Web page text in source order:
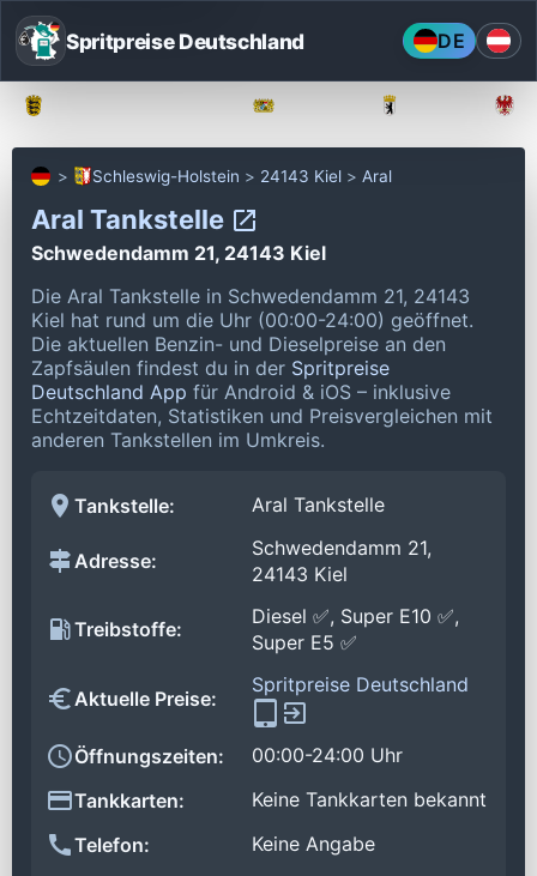
Spritpreise Deutschland DE
Schleswig-Holstein 24143 Kiel Aral
Aral Tankstelle
Schwedendamm 21, 24143 Kiel
Die Aral Tankstelle in Schwedendamm 21, 24143
Kiel hat rund um die Uhr (00:00-24:00) geöffnet.
Die aktuellen Benzin- und Dieselpreise an den
Zapfsäulen findest du in der Spritpreise
Deutschland App für Android & iOS – inklusive
Echtzeitdaten, Statistiken und Preisvergleichen mit
anderen Tankstellen im Umkreis.
Tankstelle: Aral Tankstelle
Adresse:
Schwedendamm 21,
24143 Kiel
Treibstoffe:
Diesel ✅, Super E10 ✅,
Super E5 ✅
Aktuelle Preise:
Spritpreise Deutschland
Öffnungszeiten:
00:00-24:00 Uhr
Tankkarten:
Keine Tankkarten bekannt
Telefon:
Keine Angabe